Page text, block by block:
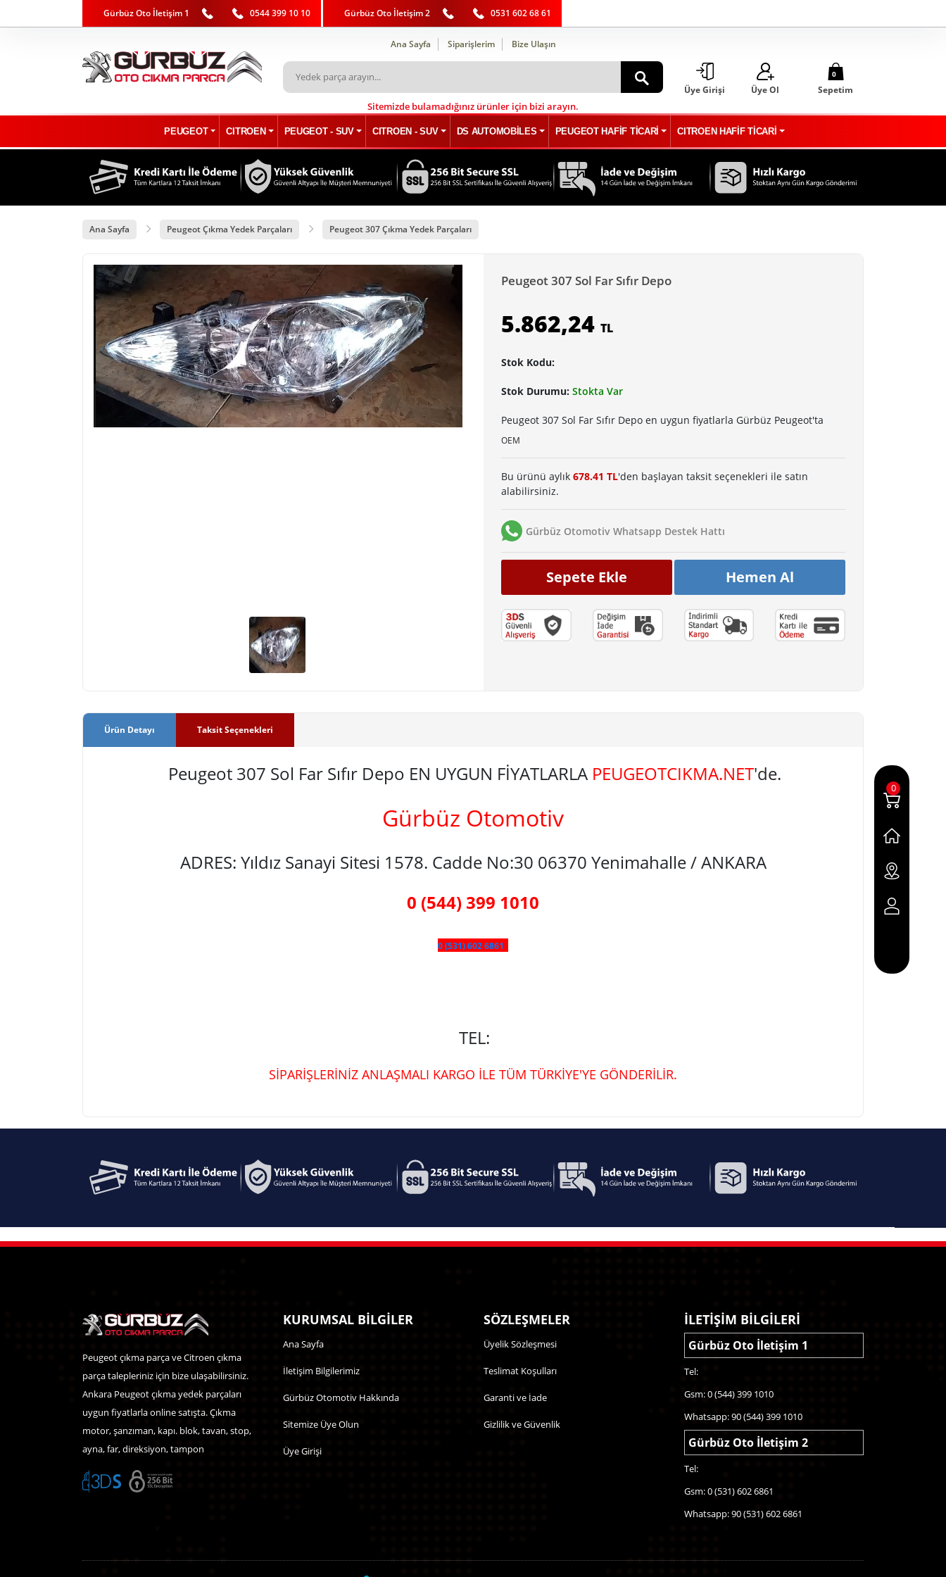
Gürbüz Oto İletişim 1 0544 399 10 10 Gürbüz Oto İletişim 2 0531 602 68 61
Ana Sayfa Siparişlerim Bize Ulaşın
Sitemizde bulamadığınız ürünler için bizi arayın.
Üye Girişi Üye Ol
0
Sepetim
PEUGEOT CITROEN PEUGEOT - SUV CITROEN - SUV DS AUTOMOBİLES PEUGEOT HAFİF TİCARİ CITROEN HAFİF TİCARİ
Ana Sayfa Peugeot Çıkma Yedek Parçaları Peugeot 307 Çıkma Yedek Parçaları
Peugeot 307 Sol Far Sıfır Depo
5.862,24 TL
Stok Kodu:
Stok Durumu: Stokta Var
Peugeot 307 Sol Far Sıfır Depo en uygun fiyatlarla Gürbüz Peugeot'ta
OEM
Bu ürünü aylık 678.41 TL'den başlayan taksit seçenekleri ile satın
alabilirsiniz.
Gürbüz Otomotiv Whatsapp Destek Hattı
Sepete Ekle Hemen Al
Ürün Detayı Taksit Seçenekleri
Peugeot 307 Sol Far Sıfır Depo EN UYGUN FİYATLARLA PEUGEOTCIKMA.NET'de.
Gürbüz Otomotiv
ADRES: Yıldız Sanayi Sitesi 1578. Cadde No:30 06370 Yenimahalle / ANKARA
0 (544) 399 1010
0 (531) 602 6861
TEL:
SİPARİŞLERİNİZ ANLAŞMALI KARGO İLE TÜM TÜRKİYE'YE GÖNDERİLİR.
0
Peugeot çıkma parça ve Citroen çıkma
parça talepleriniz için bize ulaşabilirsiniz.
Ankara Peugeot çıkma yedek parçaları
uygun fiyatlarla online satışta. Çıkma
motor, şanzıman, kapı. blok, tavan, stop,
ayna, far, direksiyon, tampon
KURUMSAL BİLGİLER
Ana Sayfa
İletişim Bilgilerimiz
Gürbüz Otomotiv Hakkında
Sitemize Üye Olun
Üye Girişi
SÖZLEŞMELER
Üyelik Sözleşmesi
Teslimat Koşulları
Garanti ve İade
Gizlilik ve Güvenlik
İLETİŞİM BİLGİLERİ
Gürbüz Oto İletişim 1
Tel:
Gsm: 0 (544) 399 1010
Whatsapp: 90 (544) 399 1010
Gürbüz Oto İletişim 2
Tel:
Gsm: 0 (531) 602 6861
Whatsapp: 90 (531) 602 6861